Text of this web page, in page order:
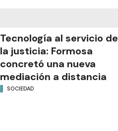
Tecnología al servicio de
la justicia: Formosa
concretó una nueva
mediación a distancia
SOCIEDAD